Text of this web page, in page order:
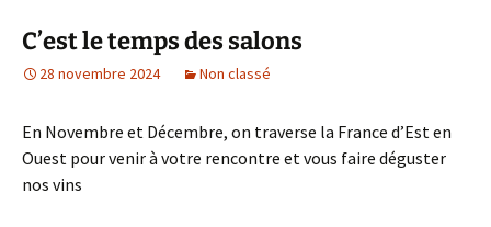
C’est le temps des salons
28 novembre 2024 Non classé
En Novembre et Décembre, on traverse la France d’Est en
Ouest pour venir à votre rencontre et vous faire déguster
nos vins